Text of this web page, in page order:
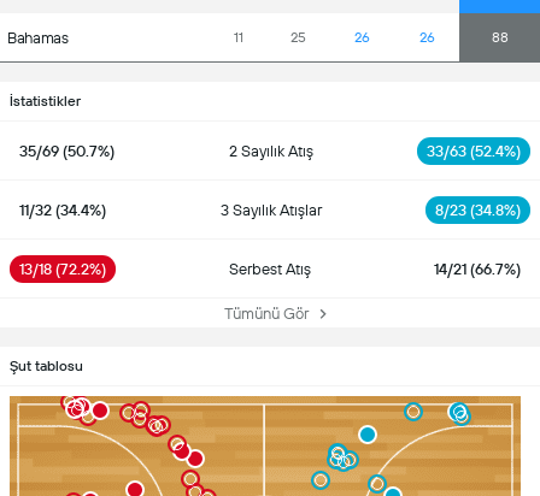
Bahamas 11 25 26 26 88
İstatistikler
35/69 (50.7%) 2 Sayılık Atış 33/63 (52.4%)
11/32 (34.4%) 3 Sayılık Atışlar 8/23 (34.8%)
13/18 (72.2%) Serbest Atış 14/21 (66.7%)
Tümünü Gör
Şut tablosu